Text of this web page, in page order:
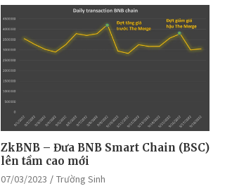
ZkBNB – Đưa BNB Smart Chain (BSC)
lên tầm cao mới
07/03/2023 Trường Sinh